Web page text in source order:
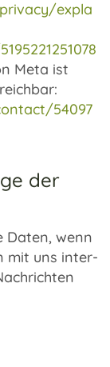
expla
Meta ist
54097
der
Daten, wenn
mit uns inter­